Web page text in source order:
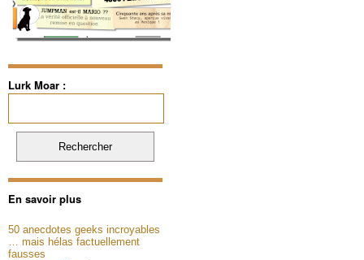
Lurk Moar :
En savoir plus
50 anecdotes geeks incroyables
… mais hélas factuellement
fausses